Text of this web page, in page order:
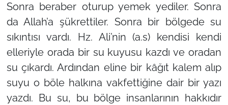
Sonra beraber oturup yemek yediler. Sonra
da Allah’a şükrettiler. Sonra bir bölgede su
sıkıntısı vardı. Hz. Ali’nin (a.s) kendisi kendi
elleriyle orada bir su kuyusu kazdı ve oradan
su çıkardı. Ardından eline bir kâğıt kalem alıp
suyu o böle halkına vakfettiğine dair bir yazı
yazdı. Bu su, bu bölge insanlarının hakkıdır